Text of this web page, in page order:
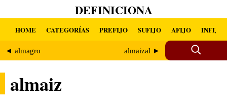
DEFINICIONA
HOME CATEGORÍAS PREFIJO SUFIJO AFIJO INFIJO
◄ almagro almaizal ►
almaiz